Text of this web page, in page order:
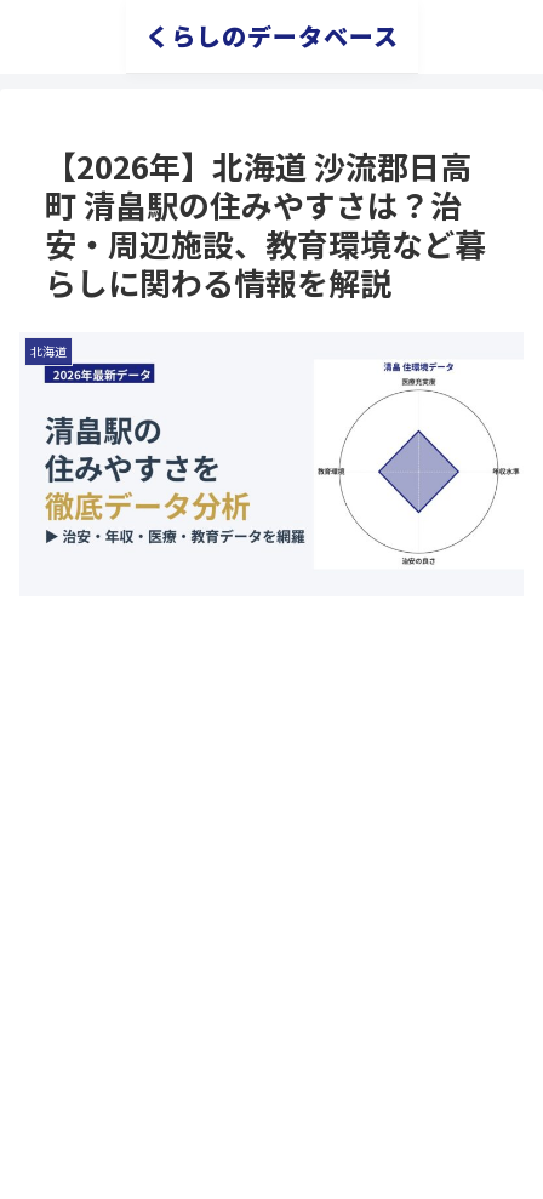
くらしのデータベース
【2026年】北海道 沙流郡日高
町 清畠駅の住みやすさは？治
安・周辺施設、教育環境など暮
らしに関わる情報を解説
北海道